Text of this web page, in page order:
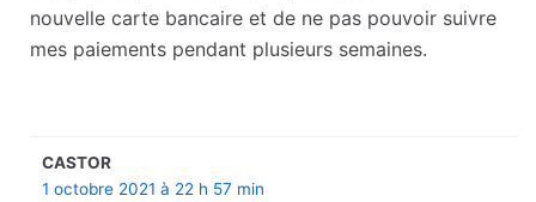
nouvelle carte bancaire et de ne pas pouvoir suivre
mes paiements pendant plusieurs semaines.
CASTOR
1 octobre 2021 à 22 h 57 min